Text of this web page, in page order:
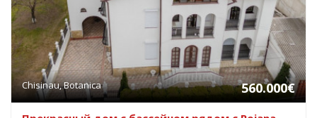
Chisinau, Botanica 560.000€